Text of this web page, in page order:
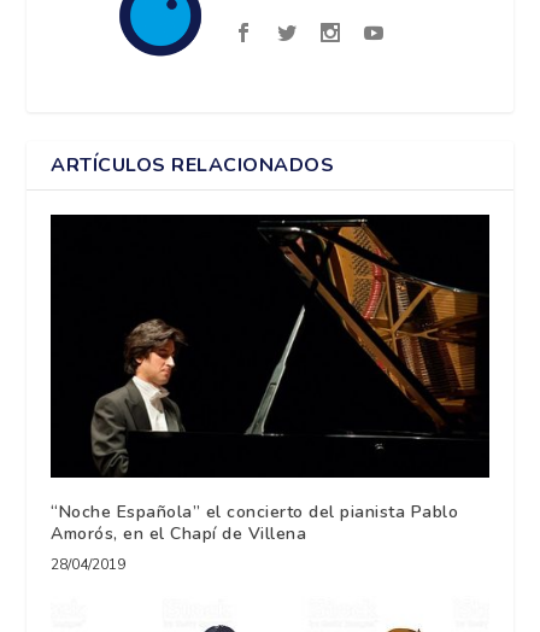
ARTÍCULOS RELACIONADOS
“Noche Española” el concierto del pianista Pablo
Amorós, en el Chapí de Villena
28/04/2019